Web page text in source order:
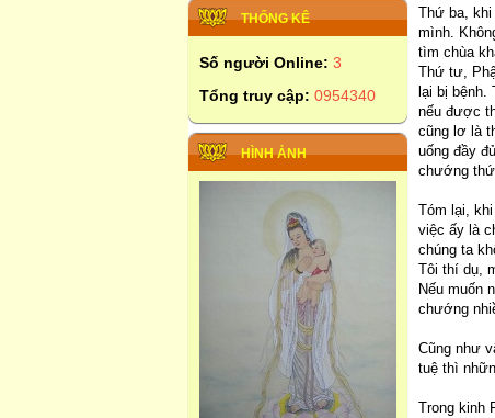
THỐNG KÊ
Số người Online: 3
Tổng truy cập: 0954340
HÌNH ẢNH
Thứ ba,
mình.
tìm chùa
Thứ tư,
lại bị
nếu được
cũng lơ là
uống đầy
chướng
Tóm lại,
việc ấy là
chúng ta
Tôi thí dụ,
Nếu muốn
chướng
Cũng như
tuệ thì
Trong kinh